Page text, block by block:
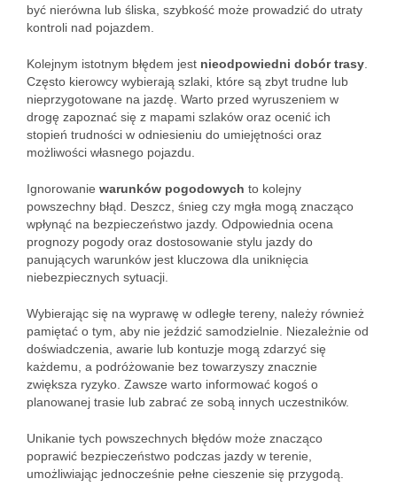
być nierówna lub śliska, szybkość może prowadzić do utraty
kontroli nad pojazdem.
Kolejnym istotnym błędem jest nieodpowiedni dobór trasy
Często kierowcy wybierają szlaki, które są zbyt trudne lub
nieprzygotowane na jazdę. Warto przed wyruszeniem w
drogę zapoznać się z mapami szlaków oraz ocenić ich
stopień trudności w odniesieniu do umiejętności oraz
możliwości własnego pojazdu.
Ignorowanie warunków pogodowych to kolejny
powszechny błąd. Deszcz, śnieg czy mgła mogą znacząco
wpłynąć na bezpieczeństwo jazdy. Odpowiednia ocena
prognozy pogody oraz dostosowanie stylu jazdy do
panujących warunków jest kluczowa dla uniknięcia
niebezpiecznych sytuacji.
Wybierając się na wyprawę w odległe tereny, należy również
pamiętać o tym, aby nie jeździć samodzielnie. Niezależnie od
doświadczenia, awarie lub kontuzje mogą zdarzyć się
każdemu, a podróżowanie bez towarzyszy znacznie
zwiększa ryzyko. Zawsze warto informować kogoś o
planowanej trasie lub zabrać ze sobą innych uczestników.
Unikanie tych powszechnych błędów może znacząco
poprawić bezpieczeństwo podczas jazdy w terenie,
umożliwiając jednocześnie pełne cieszenie się przygodą.